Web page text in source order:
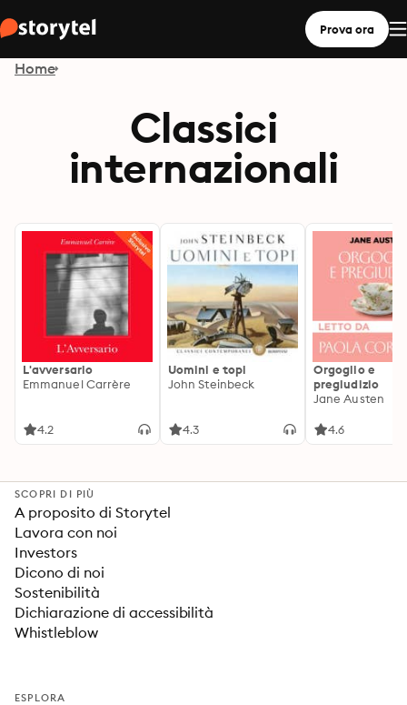
Prova ora
Home
Classici
internazionali
L'avversario
Emmanuel Carrère
4.2
Uomini e topi
John Steinbeck
4.3
Orgoglio e
pregiudizio
Jane Austen
4.6
SCOPRI DI PIÙ
A proposito di Storytel
Lavora con noi
Investors
Dicono di noi
Sostenibilità
Dichiarazione di accessibilità
Whistleblow
ESPLORA